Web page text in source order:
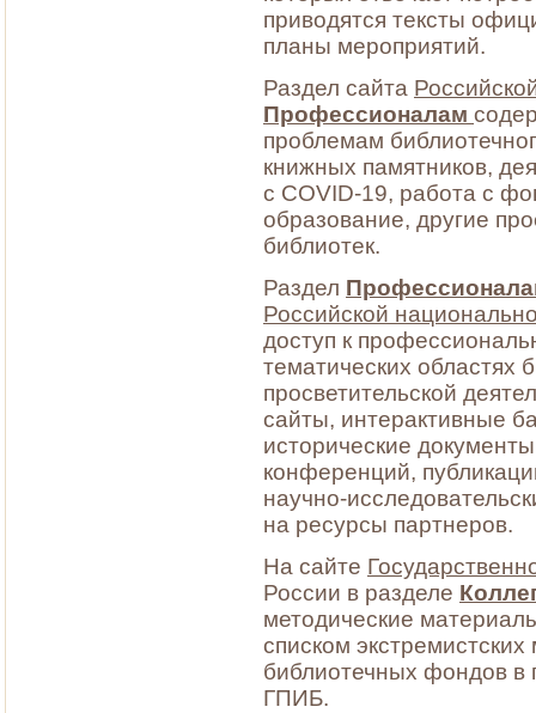
приводятся тексты
планы мероприятий.
Раздел сайта
Профессионалам
проблемам
книжных памятников,
с COVID-19, работа с
образование, другие
библиотек.
Раздел
Российской
доступ к
тематических
просветительской
сайты, интерактивные
исторические
конференций,
научно-
на ресурсы партнеров.
На сайте
России в разделе
методические
списком
библиотечных фондов в
ГПИБ.